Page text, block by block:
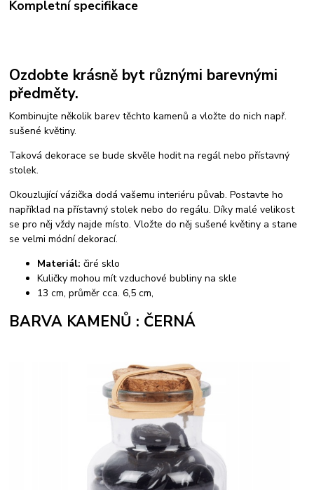
Kompletní specifikace
Ozdobte krásně byt různými barevnými
předměty.
Kombinujte několik barev těchto kamenů a vložte do nich např.
sušené květiny.
Taková dekorace se bude skvěle hodit na regál nebo přístavný
stolek.
Okouzlující vázička dodá vašemu interiéru půvab. Postavte ho
například na přístavný stolek nebo do regálu. Díky malé velikost
se pro něj vždy najde místo. Vložte do něj sušené květiny a stane
se velmi módní dekorací.
Materiál: čiré sklo
Kuličky mohou mít vzduchové bubliny na skle
13 cm, průměr cca. 6,5 cm,
BARVA KAMENŮ : ČERNÁ